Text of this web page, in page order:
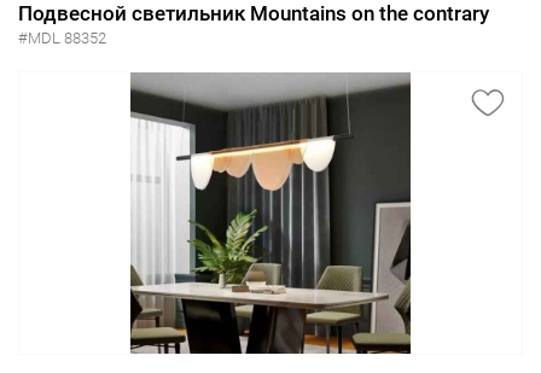
Подвесной светильник Mountains on the contrary
#MDL 88352